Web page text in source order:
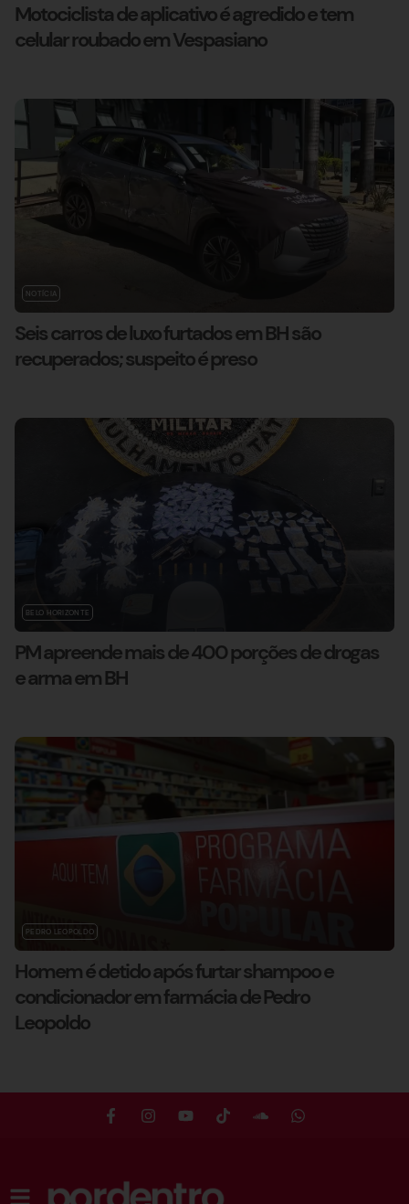
Motociclista de aplicativo é agredido e tem
celular roubado em Vespasiano
NOTÍCIA
Seis carros de luxo furtados em BH são
recuperados; suspeito é preso
BELO HORIZONTE
PM apreende mais de 400 porções de drogas
e arma em BH
PEDRO LEOPOLDO
Homem é detido após furtar shampoo e
condicionador em farmácia de Pedro
Leopoldo